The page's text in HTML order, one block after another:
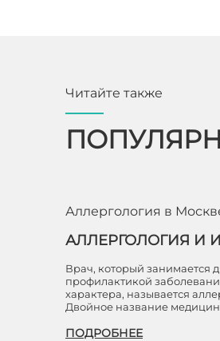
Читайте также
Аллергология в
АЛЛЕРГОЛОГИЯ И
Врач, который занимается
профилактикой
характера, называется
Двойное название
ПОДРОБНЕЕ